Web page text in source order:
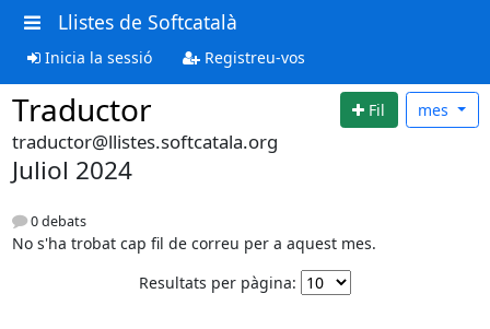
Llistes de Softcatalà
Inicia la sessió Registreu-vos
Traductor Fil mes
traductor@llistes.softcatala.org
Juliol 2024
0 debats
No s'ha trobat cap fil de correu per a aquest mes.
Resultats per pàgina: